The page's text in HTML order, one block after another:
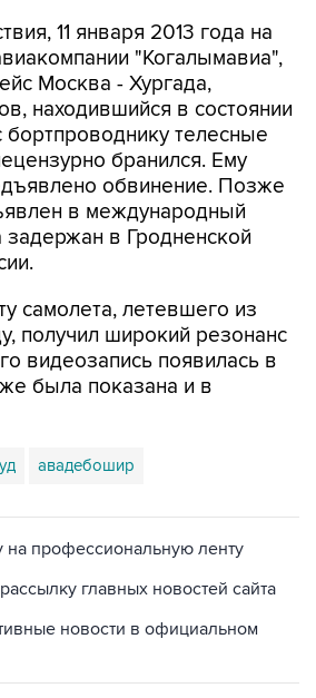
11 января 2013 года на
"Когалымавиа",
Москва - Хургада,
находившийся в состоянии
бортпроводнику телесные
бранился. Ему
обвинение. Позже
в международный
в Гродненской
самолета, летевшего из
получил широкий резонанс
видеозапись появилась в
была показана и в
авадебошир
на профессиональную ленту
главных новостей сайта
новости в официальном